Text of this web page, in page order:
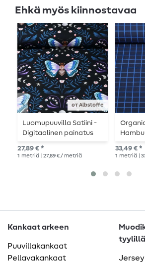
Ehkä myös kiinnostavaa
от Albstoffe
Luomupuuvilla Satiini -
Digitaalinen painatus
Midnight Moth Musta
Sininen
27,89 € *
1 metriä | 27,89 € / metriä
Beetles
33,49 € *
1 metriä |
Kankaat arkeen
Puuvillakankaat
Pellavakankaat
tyylillä
Jersey